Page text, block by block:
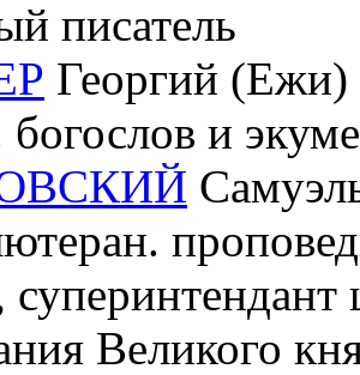
писатель
Георгий (Ежи)
богослов и
Великого